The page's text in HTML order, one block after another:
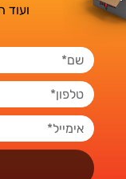
ועוד